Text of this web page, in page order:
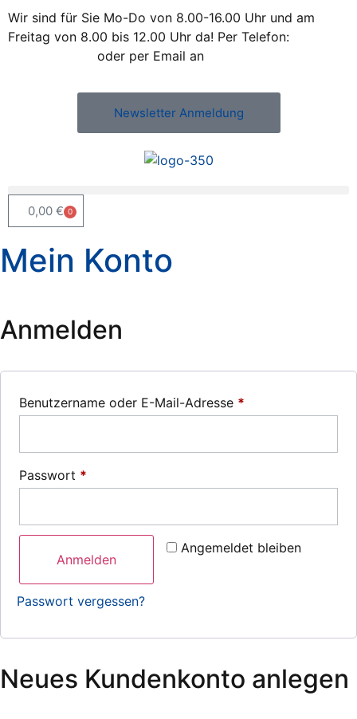
Wir sind für Sie Mo-Do von 8.00-16.00 Uhr und am
Freitag von 8.00 bis 12.00 Uhr da! Per Telefon:
oder per Email an
Newsletter Anmeldung
0,00 € 0
Mein Konto
Anmelden
Benutzername oder E-Mail-Adresse *
Passwort *
Angemeldet bleiben
Anmelden
Passwort vergessen?
Neues Kundenkonto anlegen